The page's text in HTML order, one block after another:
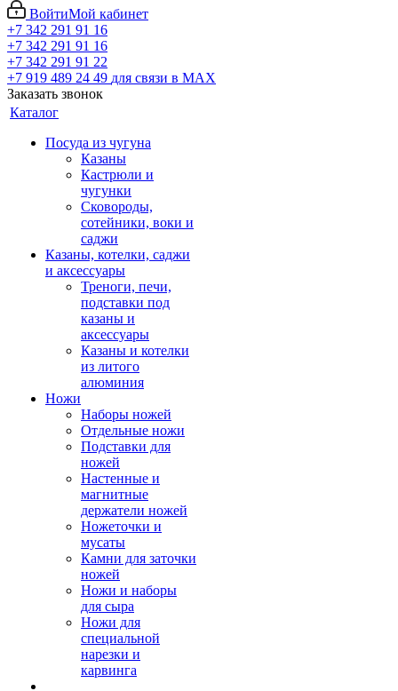
ВойтиМой кабинет
+7 342 291 91 16
+7 342 291 91 16
+7 342 291 91 22
+7 919 489 24 49 для связи в МАХ
Заказать звонок
Каталог
Посуда из чугуна
Казаны
Кастрюли и
чугунки
Сковороды,
сотейники, воки и
саджи
Казаны, котелки, саджи
и аксессуары
Треноги, печи,
подставки под
казаны и
аксессуары
Казаны и котелки
из литого
алюминия
Ножи
Наборы ножей
Отдельные ножи
Подставки для
ножей
Настенные и
магнитные
держатели ножей
Ножеточки и
мусаты
Камни для заточки
ножей
Ножи и наборы
для сыра
Ножи для
специальной
нарезки и
карвинга